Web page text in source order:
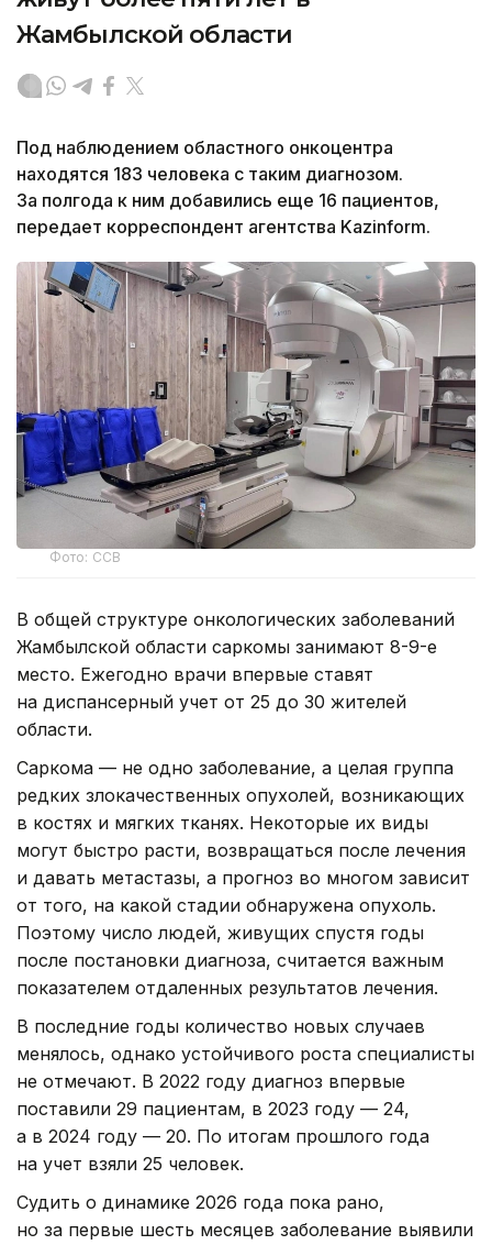
Жамбылской области
Под наблюдением областного онкоцентра
находятся 183 человека с таким диагнозом.
За полгода к ним добавились еще 16 пациентов,
передает корреспондент агентства Kazinform.
Фото: ССВ
В общей структуре онкологических заболеваний
Жамбылской области саркомы занимают 8-9-е
место. Ежегодно врачи впервые ставят
на диспансерный учет от 25 до 30 жителей
области.
Саркома — не одно заболевание, а целая группа
редких злокачественных опухолей, возникающих
в костях и мягких тканях. Некоторые их виды
могут быстро расти, возвращаться после лечения
и давать метастазы, а прогноз во многом зависит
от того, на какой стадии обнаружена опухоль.
Поэтому число людей, живущих спустя годы
после постановки диагноза, считается важным
показателем отдаленных результатов лечения.
В последние годы количество новых случаев
менялось, однако устойчивого роста специалисты
не отмечают. В 2022 году диагноз впервые
поставили 29 пациентам, в 2023 году — 24,
а в 2024 году — 20. По итогам прошлого года
на учет взяли 25 человек.
Судить о динамике 2026 года пока рано,
но за первые шесть месяцев заболевание выявили